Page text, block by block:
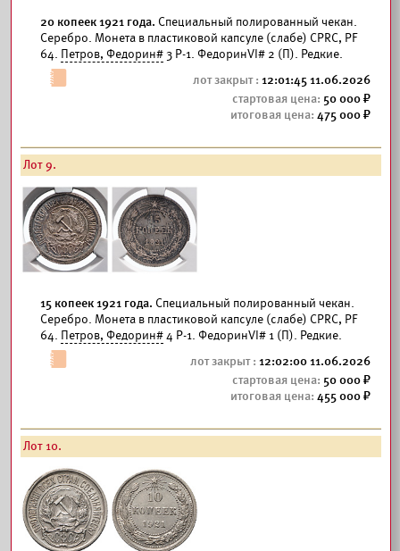
20 копеек 1921 года. Специальный полированный чекан.
Серебро. Монета в пластиковой капсуле (слабе) CPRC, PF
64. Петров, Федорин#3 Р-1. ФедоринVI# 2 (П). Редкие.
12:01:45 11.06.2026
50 000
475 000
Лот 9.
15 копеек 1921 года. Специальный полированный чекан.
Серебро. Монета в пластиковой капсуле (слабе) CPRC, PF
64. Петров, Федорин#4 Р-1. ФедоринVI# 1 (П). Редкие.
12:02:00 11.06.2026
50 000
455 000
Лот 10.